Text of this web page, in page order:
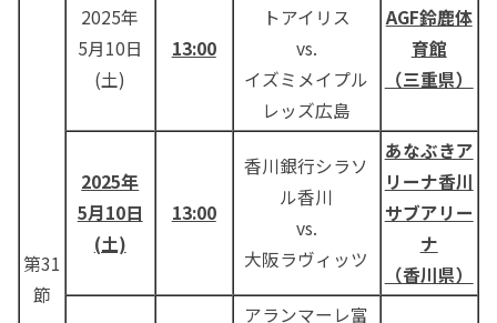
第31
節
2025年
5月10日
(土)
13:00
トアイリス
vs.
イズミメイプル
レッズ広島
AGF鈴鹿体
育館
（三重県）
2025年
5月10日
(土)
13:00
香川銀行シラソ
ル香川
vs.
大阪ラヴィッツ
あなぶきア
リーナ香川
サブアリー
ナ
（香川県）
アランマーレ富